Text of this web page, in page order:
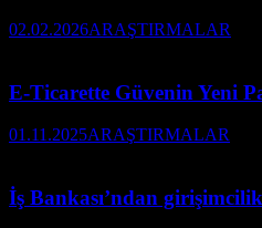
02.02.2026ARAŞTIRMALAR
E-Ticarette Güvenin Yeni
01.11.2025ARAŞTIRMALAR
İş Bankası’ndan